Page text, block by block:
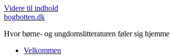
Videre til indhold
bogbotten.dk
Hvor børne- og ungdomslitteraturen føler sig hjemme
Velkommen